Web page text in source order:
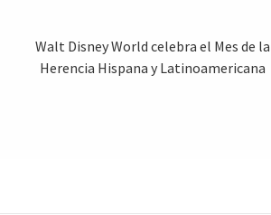
Walt Disney World celebra el Mes de la
Herencia Hispana y Latinoamericana